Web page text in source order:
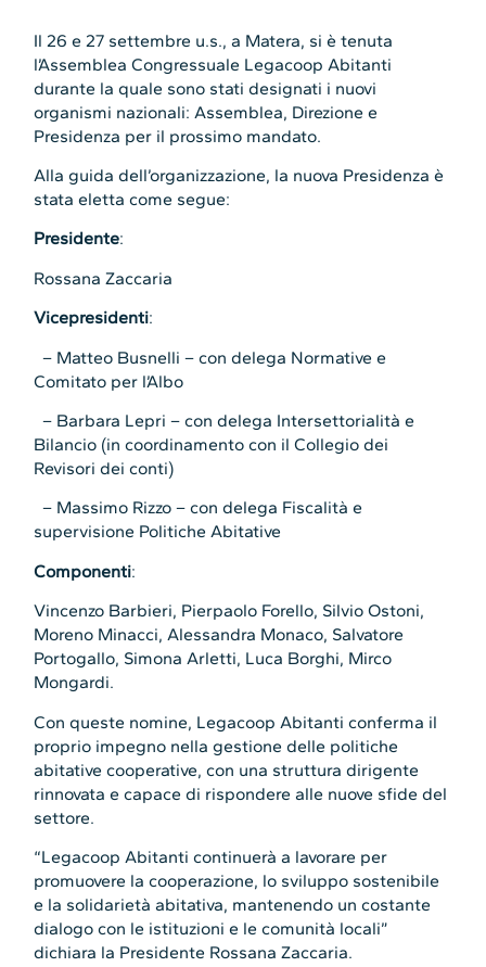
Il 26 e 27 settembre u.s., a Matera, si è tenuta
l’Assemblea Congressuale Legacoop Abitanti
durante la quale sono stati designati i nuovi
organismi nazionali: Assemblea, Direzione e
Presidenza per il prossimo mandato.
Alla guida dell’organizzazione, la nuova Presidenza è
stata eletta come segue:
Presidente:
Rossana Zaccaria
Vicepresidenti:
– Matteo Busnelli – con delega Normative e
Comitato per l’Albo
– Barbara Lepri – con delega Intersettorialità e
Bilancio (in coordinamento con il Collegio dei
Revisori dei conti)
– Massimo Rizzo – con delega Fiscalità e
supervisione Politiche Abitative
Componenti:
Vincenzo Barbieri, Pierpaolo Forello, Silvio Ostoni,
Moreno Minacci, Alessandra Monaco, Salvatore
Portogallo, Simona Arletti, Luca Borghi, Mirco
Mongardi.
Con queste nomine, Legacoop Abitanti conferma il
proprio impegno nella gestione delle politiche
abitative cooperative, con una struttura dirigente
rinnovata e capace di rispondere alle nuove sfide del
settore.
“Legacoop Abitanti continuerà a lavorare per
promuovere la cooperazione, lo sviluppo sostenibile
e la solidarietà abitativa, mantenendo un costante
dialogo con le istituzioni e le comunità locali”
dichiara la Presidente Rossana Zaccaria.